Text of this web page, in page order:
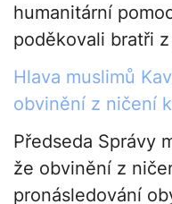
humanitární
poděkovali bratři
Hlava muslimů
obvinění z ničení
Předseda Správy
že obvinění z
pronásledování